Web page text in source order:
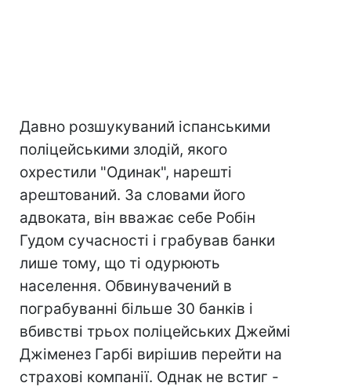
Давно розшукуваний іспанськими
поліцейськими злодій, якого
охрестили "Одинак", нарешті
арештований. За словами його
адвоката, він вважає себе Робін
Гудом сучасності і грабував банки
лише тому, що ті одурюють
населення. Обвинувачений в
пограбуванні більше 30 банків і
вбивстві трьох поліцейських Джеймі
Джіменез Гарбі вирішив перейти на
страхові компанії. Однак не встиг -